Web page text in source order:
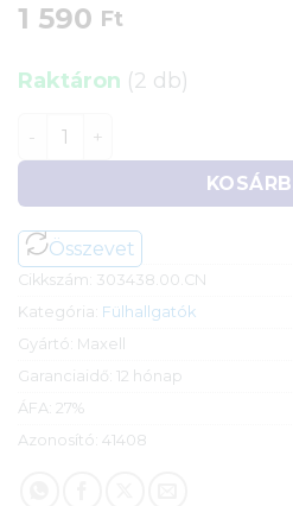
1 590 Ft
Raktáron (2 db)
Maxell Plugz sztereo
Összevet
Cikkszám: 303438.00.CN
Kategória: Fülhallgatók
Gyártó: Maxell
Garanciaidő: 12 hónap
ÁFA: 27%
Azonosító: 41408